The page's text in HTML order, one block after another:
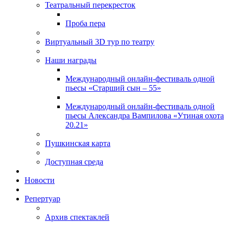
Театральный перекресток
Проба пера
Виртуальный 3D тур по театру
Наши награды
Международный онлайн-фестиваль одной
пьесы «Старший сын – 55»
Международный онлайн-фестиваль одной
пьесы Александра Вампилова «Утиная охота
20.21»
Пушкинская карта
Доступная среда
Новости
Репертуар
Архив спектаклей